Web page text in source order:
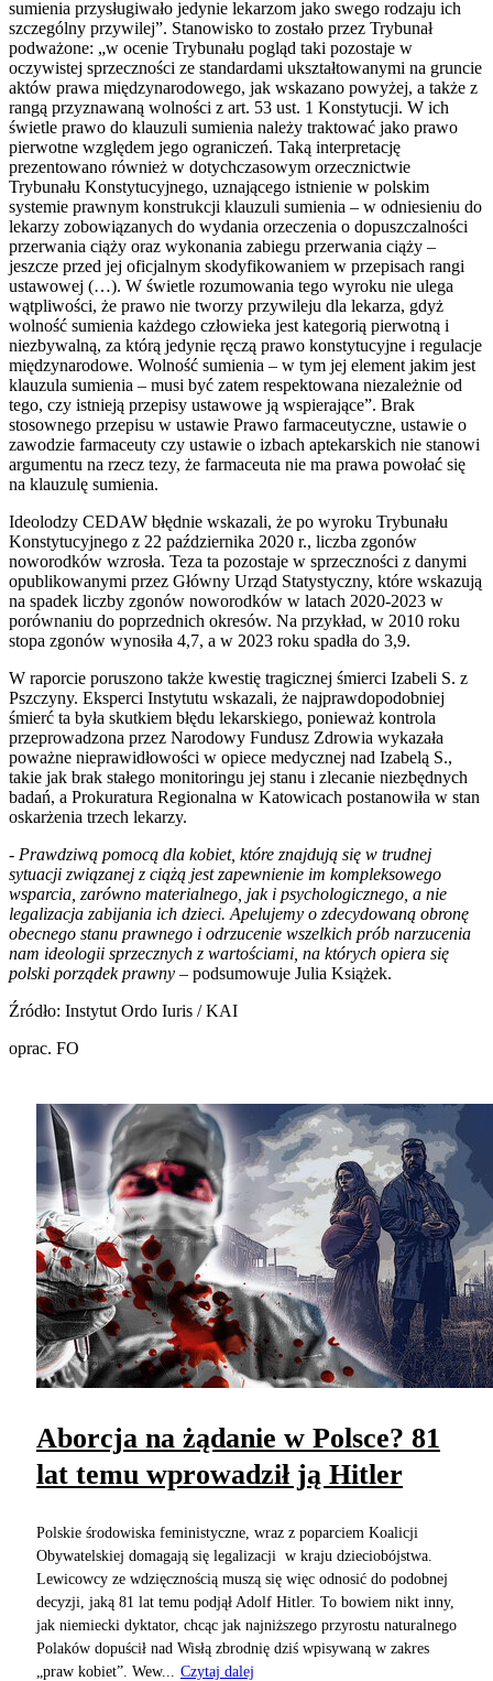
sumienia przysługiwało jedynie lekarzom jako swego rodzaju ich
szczególny przywilej”. Stanowisko to zostało przez Trybunał
podważone: „w ocenie Trybunału pogląd taki pozostaje w
oczywistej sprzeczności ze standardami ukształtowanymi na gruncie
aktów prawa międzynarodowego, jak wskazano powyżej, a także z
rangą przyznawaną wolności z art. 53 ust. 1 Konstytucji. W ich
świetle prawo do klauzuli sumienia należy traktować jako prawo
pierwotne względem jego ograniczeń. Taką interpretację
prezentowano również w dotychczasowym orzecznictwie
Trybunału Konstytucyjnego, uznającego istnienie w polskim
systemie prawnym konstrukcji klauzuli sumienia – w odniesieniu do
lekarzy zobowiązanych do wydania orzeczenia o dopuszczalności
przerwania ciąży oraz wykonania zabiegu przerwania ciąży –
jeszcze przed jej oficjalnym skodyfikowaniem w przepisach rangi
ustawowej (…). W świetle rozumowania tego wyroku nie ulega
wątpliwości, że prawo nie tworzy przywileju dla lekarza, gdyż
wolność sumienia każdego człowieka jest kategorią pierwotną i
niezbywalną, za którą jedynie ręczą prawo konstytucyjne i regulacje
międzynarodowe. Wolność sumienia – w tym jej element jakim jest
klauzula sumienia – musi być zatem respektowana niezależnie od
tego, czy istnieją przepisy ustawowe ją wspierające”. Brak
stosownego przepisu w ustawie Prawo farmaceutyczne, ustawie o
zawodzie farmaceuty czy ustawie o izbach aptekarskich nie stanowi
argumentu na rzecz tezy, że farmaceuta nie ma prawa powołać się
na klauzulę sumienia.
Ideolodzy CEDAW błędnie wskazali, że po wyroku Trybunału
Konstytucyjnego z 22 października 2020 r., liczba zgonów
noworodków wzrosła. Teza ta pozostaje w sprzeczności z danymi
opublikowanymi przez Główny Urząd Statystyczny, które wskazują
na spadek liczby zgonów noworodków w latach 2020-2023 w
porównaniu do poprzednich okresów. Na przykład, w 2010 roku
stopa zgonów wynosiła 4,7, a w 2023 roku spadła do 3,9.
W raporcie poruszono także kwestię tragicznej śmierci Izabeli S. z
Pszczyny. Eksperci Instytutu wskazali, że najprawdopodobniej
śmierć ta była skutkiem błędu lekarskiego, ponieważ kontrola
przeprowadzona przez Narodowy Fundusz Zdrowia wykazała
poważne nieprawidłowości w opiece medycznej nad Izabelą S.,
takie jak brak stałego monitoringu jej stanu i zlecanie niezbędnych
badań, a Prokuratura Regionalna w Katowicach postanowiła w stan
oskarżenia trzech lekarzy.
- Prawdziwą pomocą dla kobiet, które znajdują się w trudnej
sytuacji związanej z ciążą jest zapewnienie im kompleksowego
wsparcia, zarówno materialnego, jak i psychologicznego, a nie
legalizacja zabijania ich dzieci. Apelujemy o zdecydowaną obronę
obecnego stanu prawnego i odrzucenie wszelkich prób narzucenia
nam ideologii sprzecznych z wartościami, na których opiera się
polski porządek prawny – podsumowuje Julia Książek.
Źródło: Instytut Ordo Iuris / KAI
oprac. FO
Aborcja na żądanie w Polsce? 81
lat temu wprowadził ją Hitler
Polskie środowiska feministyczne, wraz z poparciem Koalicji
Obywatelskiej domagają się legalizacji w kraju dzieciobójstwa.
Lewicowcy ze wdzięcznością muszą się więc odnosić do podobnej
decyzji, jaką 81 lat temu podjął Adolf Hitler. To bowiem nikt inny,
jak niemiecki dyktator, chcąc jak najniższego przyrostu naturalnego
Polaków dopuścił nad Wisłą zbrodnię dziś wpisywaną w zakres
„praw kobiet”. Wew...
Czytaj dalej